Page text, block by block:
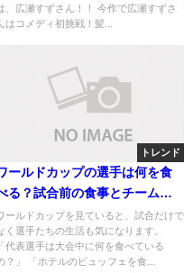
、広瀬すずさん！！ 今作で広瀬すずさ
はコメディ初挑戦！髪...
トレンド
ールドカップの選手は何を食
る？試合前の食事とチームシ
フの役割を解説
ールドカップを見ていると、試合だけで
く選手たちの生活も気になります。
「代表選手は大会中に何を食べている
？」 「ホテルのビュッフェを食...